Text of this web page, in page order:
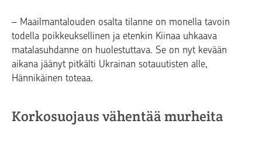
– Maailmantalouden osalta tilanne on monella tavoin
todella poikkeuksellinen ja etenkin Kiinaa uhkaava
matalasuhdanne on huolestuttava. Se on nyt kevään
aikana jäänyt pitkälti Ukrainan sotauutisten alle,
Hännikäinen toteaa.
Korkosuojaus vähentää murheita